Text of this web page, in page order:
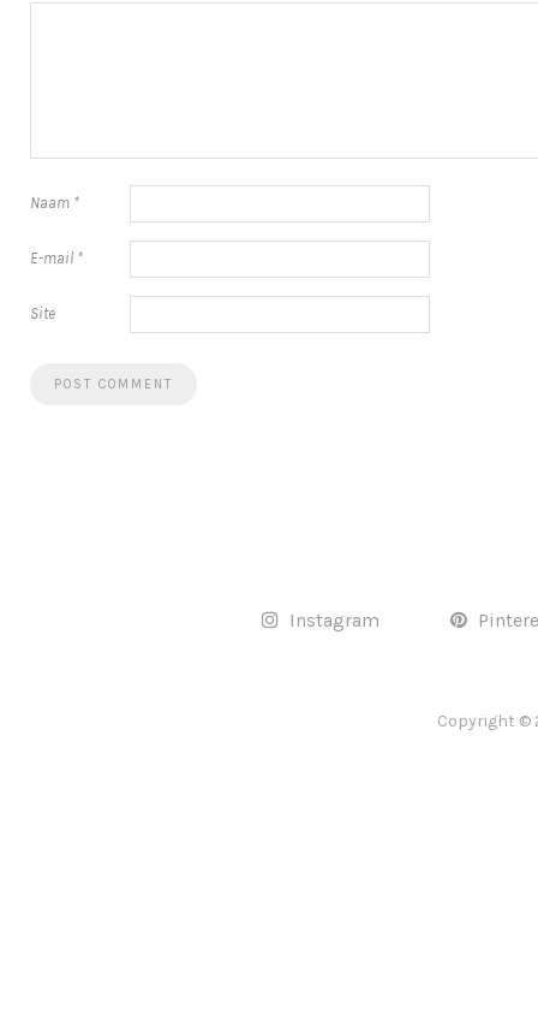
Naam *
E-mail *
Site
Instagram
Copyright ©